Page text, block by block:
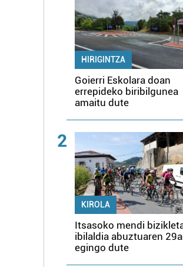
HIRIGINTZA
Goierri Eskolara doan
errepideko biribilgunea
amaitu dute
2
KIROLA
Itsasoko mendi
ibilaldia abuztuaren
egingo dute